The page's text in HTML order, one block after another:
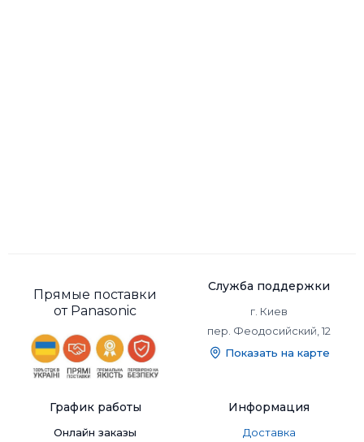
вы с легкостью справитесь с этой проблемой.
Все приборы данной фирмы представлены в широкой
ценовой категории, поэтому купить триммер Panasonic
может каждый, не нанося урон бюджету. Существуют
модели на аккумуляторах и проводные, с подсветкой, с
насадками и универсальные. Поэтому, чтобы ни
приобретать отдельно триммер для бороды панасоник,
универсальный прибор с различными насадками который
заменит их все.
Прямые поставки
от Panasonic
Служба поддержки
г. Киев
пер. Феодосийский, 12
Показать на карте
График работы
Онлайн заказы
Информация
Доставка